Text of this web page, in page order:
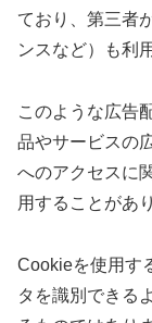
ており、第三者
ンスなど）も利
このような広告
品やサービスの
へのアクセスに
用することがあ
Cookieを使用す
タを識別できる